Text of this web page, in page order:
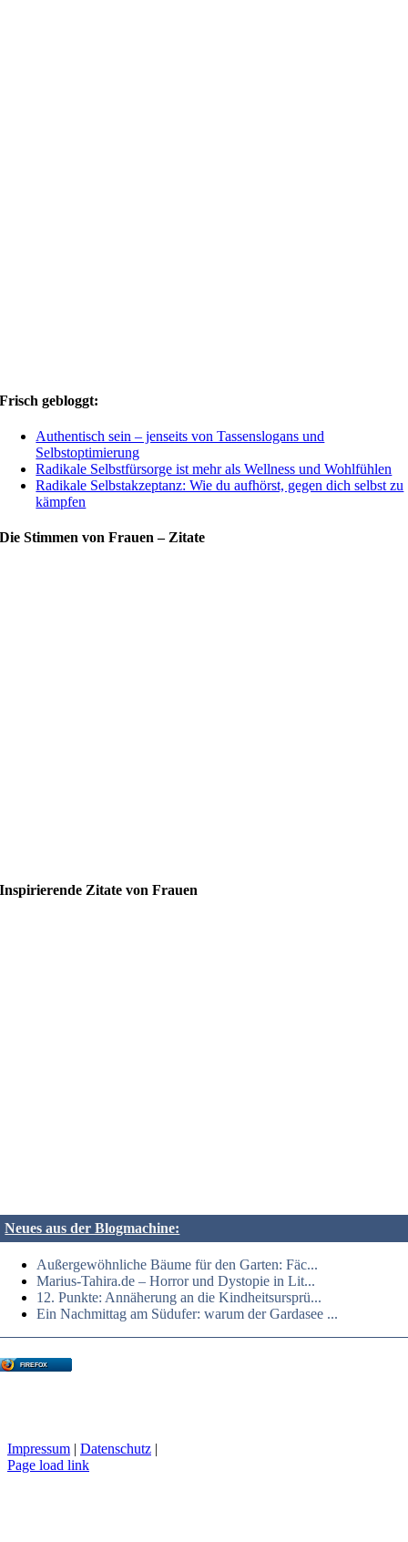
Frisch gebloggt:
Authentisch sein – jenseits von Tassenslogans und
Selbstoptimierung
Radikale Selbstfürsorge ist mehr als Wellness und Wohlfühlen
Radikale Selbstakzeptanz: Wie du aufhörst, gegen dich selbst zu
kämpfen
Die Stimmen von Frauen – Zitate
Inspirierende Zitate von Frauen
Neues aus der Blogmachine:
Außergewöhnliche Bäume für den Garten: Fäc...
Marius-Tahira.de – Horror und Dystopie in Lit...
12. Punkte: Annäherung an die Kindheitsursprü...
Ein Nachmittag am Südufer: warum der Gardasee ...
FIREFOX
Impressum | Datenschutz |
Page load link